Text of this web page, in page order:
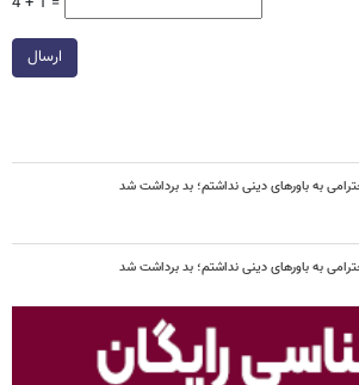
ارسال
به باورهای دینی نداشتم؛ بد برداشت شد
به باورهای دینی نداشتم؛ بد برداشت شد